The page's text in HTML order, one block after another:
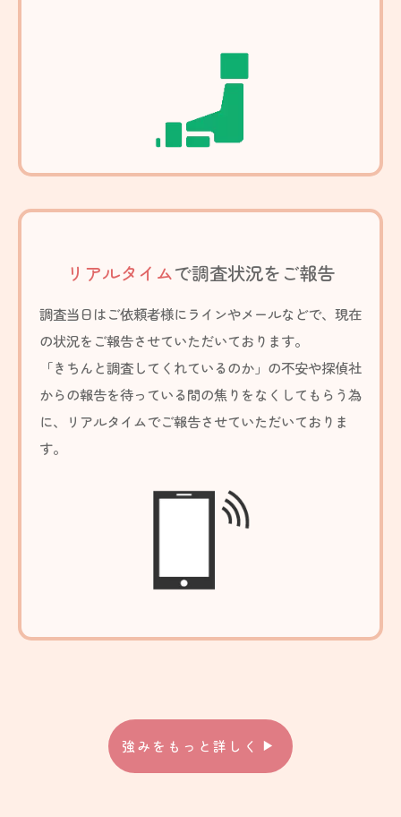
リアルタイムで調査状況をご報告
調査当日はご依頼者様にラインやメールなどで、現在
の状況をご報告させていただいております。
「きちんと調査してくれているのか」の不安や探偵社
からの報告を待っている間の焦りをなくしてもらう為
に、リアルタイムでご報告させていただいておりま
す。
強みをもっと詳しく